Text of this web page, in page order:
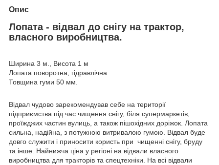
Опис
Лопата - відвал до снігу на трактор,
власного виробництва.
Ширина 3 м., Висота 1 м
Лопата поворотна, гідравлічна
Товщина гуми 50 мм.
Відвал чудово зарекомендував себе на території
підприємства під час чищення снігу, біля супермаркетів,
проїжджих частин вулиць, а також пішохідних доріжок. Лопата
сильна, надійна, з потужною витривалою гумою. Відвал буде
довго служити і приносити користь при чищенні снігу, бруду
та інше. Найнижча ціна у регіоні на відвали власного
виробництва для тракторів та спецтехніки. На всі відвали